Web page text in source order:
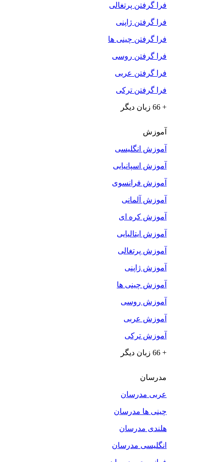
فرا گرفتن پرتغالی
فرا گرفتن ژاپنی
فرا گرفتن چینی ها
فرا گرفتن روسی
فرا گرفتن عربی
فرا گرفتن ترکی
+ 66 زبان دیگر
آموزش
آموزش انگلیسی
آموزش اسپانیایی
آموزش فرانسوی
آموزش آلمانی
آموزش کره ای
آموزش ایتالیایی
آموزش پرتغالی
آموزش ژاپنی
آموزش چینی ها
آموزش روسی
آموزش عربی
آموزش ترکی
+ 66 زبان دیگر
مدرسان
عربی مدرسان
چینی ها مدرسان
هلندی مدرسان
انگلیسی مدرسان